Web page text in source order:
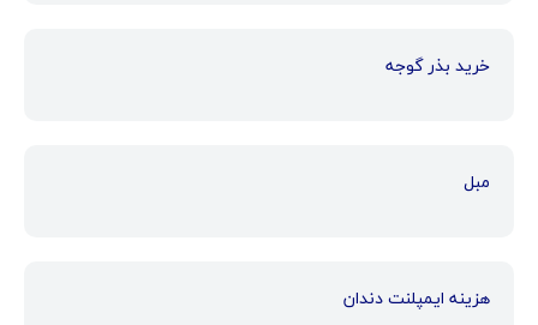
خرید بذر گوجه
مبل
هزینه ایمپلنت دندان